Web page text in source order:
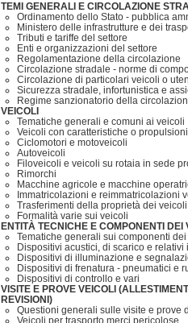
TEMI GENERALI E CIRCOLAZIONE
Ordinamento dello Stato - pubblica
Ministero delle infrastrutture e dei
Tributi e tariffe del settore
Enti e organizzazioni del settore
Regolamentazione della circolazione
Circolazione stradale - norme di
Circolazione di particolari veicoli o
Sicurezza stradale, infortunistica e
Regime sanzionatorio della
VEICOLI
Tematiche generali e comuni ai veicoli
Veicoli con caratteristiche o
Ciclomotori e motoveicoli
Autoveicoli
Filoveicoli e veicoli su rotaia in sede
Rimorchi
Macchine agricole e macchine
Immatricolazioni e reimmatricolazioni
Trasferimenti della proprietà dei veicoli
Formalità varie sui veicoli
ENTITÀ TECNICHE E COMPONENTI DEI
Tematiche generali sui componenti
Dispositivi acustici, di scarico e relativi
Dispositivi di illuminazione e
Dispositivi di frenatura - pneumatici e
Dispositivi di controllo e vari
VISITE E PROVE VEICOLI
REVISIONI)
Questioni generali sulle visite e prove
Veicoli per trasporto merci pericolose